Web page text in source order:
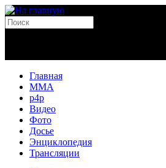
Главная
MMA
p4p
Видео
Фото
Досье
Энциклопедия
Трансляции